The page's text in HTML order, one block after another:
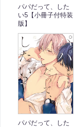
パパだって、した
い5【小冊子付特装
版】
パパだって、した